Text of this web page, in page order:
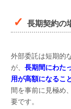
長期契約の
外部委託は短期的
が、 長期間にわた
用が高額になるこ
間を事前に見極め
要です。